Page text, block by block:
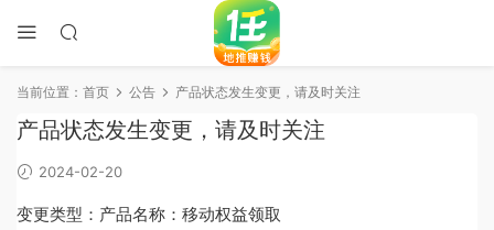
当前位置： 首页 公告 产品状态发生变更，请及时关注
产品状态发生变更，请及时关注
2024-02-20
变更类型：产品名称：移动权益领取